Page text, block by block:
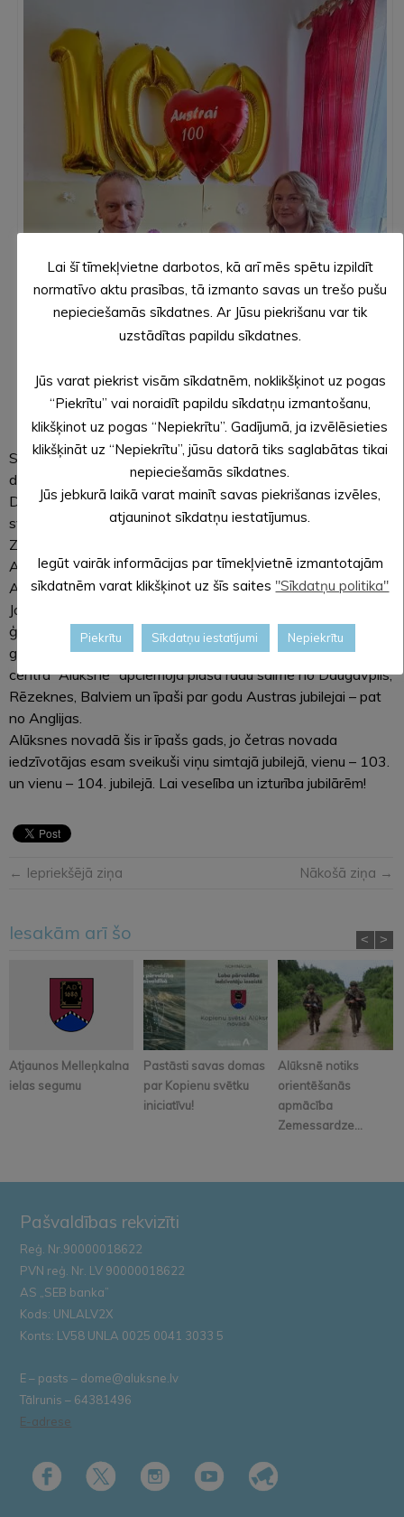
Austru Āboliņu 100 gadu jubilejā sveic Dzintars Adlers un Nansija Zučika
Svētdien, 22. septembrī, Alūksnes novada pašvaldības
domes priekšsēdētājsDzintars Adlersun Alūksnes novada
Dzimtsarakstu nodaļas vadītājas vietniece Nansija Zučika
sveica Alūksnes novada vecāko iedzīvotāju – Ausmu Miliju
Zakarīti viņas 104 gadu jubilejā un 100 gadu jubilejā –
Austru Āboliņu.
Ausma Milija Zakarīte lielo dzīves jubileju sagaidīja
Jaunalūksnes pagasta Kolberģī kopā ar meitu Ievu, dēlu Juri,
ģimenes locekļiem. Savukārt Austru Āboliņu, pārkāpjot 100
gadu slieksni, viņas pašreizējā dzīves vietā sociālās aprūpes
centrā “Alūksne” apciemoja plašā radu saime no Daugavpils,
Rēzeknes, Balviem un īpaši par godu Austras jubilejai – pat
no Anglijas.
Alūksnes novadā šis ir īpašs gads, jo četras novada
iedzīvotājas esam sveikuši viņu simtajā jubilejā, vienu – 103.
un vienu – 104. jubilejā. Lai veselība un izturība jubilārēm!
← Iepriekšējā ziņa Nākošā ziņa →
Iesakām arī šo
Atjaunos Melleņkalna
ielas segumu
Pastāsti savas domas
par Kopienu svētku
iniciatīvu!
Alūksnē notiks
orientēšanās
apmācība
Zemessardze...
< >
Pašvaldības rekvizīti
Reģ. Nr.90000018622
PVN reģ. Nr. LV 90000018622
AS „SEB banka”
Kods: UNLALV2X
Konts: LV58 UNLA 0025 0041 3033 5
E – pasts – dome@aluksne.lv
Tālrunis – 64381496
E-adrese
Lai šī tīmekļvietne darbotos, kā arī mēs spētu izpildīt
normatīvo aktu prasības, tā izmanto savas un trešo pušu
nepieciešamās sīkdatnes. Ar Jūsu piekrišanu var tik
uzstādītas papildu sīkdatnes.
Jūs varat piekrist visām sīkdatnēm, noklikšķinot uz pogas
“Piekrītu” vai noraidīt papildu sīkdatņu izmantošanu,
klikšķinot uz pogas “Nepiekrītu”. Gadījumā, ja izvēlēsieties
klikšķināt uz “Nepiekrītu”, jūsu datorā tiks saglabātas tikai
nepieciešamās sīkdatnes.
Jūs jebkurā laikā varat mainīt savas piekrišanas izvēles,
atjauninot sīkdatņu iestatījumus.
Iegūt vairāk informācijas par tīmekļvietnē izmantotajām
sīkdatnēm varat klikšķinot uz šīs saites "Sīkdatņu politika"
Piekrītu Sīkdatņu iestatījumi Nepiekrītu